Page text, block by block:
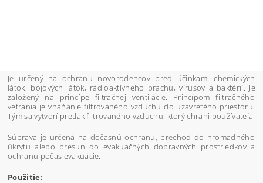
Je určený na ochranu novorodencov pred účinkami chemických
látok, bojových látok, rádioaktívneho prachu, vírusov a baktérií. Je
založený na princípe filtračnej ventilácie. Princípom filtračného
vetrania je vháňanie filtrovaného vzduchu do uzavretého priestoru.
Tým sa vytvorí pretlak filtrovaného vzduchu, ktorý chráni používateľa.
Súprava je určená na dočasnú ochranu, prechod do hromadného
úkrytu alebo presun do evakuačných dopravných prostriedkov a
ochranu počas evakuácie.
Použitie: